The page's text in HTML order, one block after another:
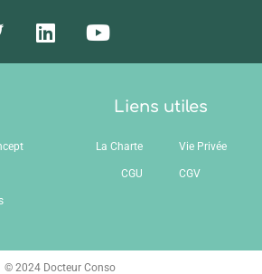
Liens utiles
La Charte Vie Privée
CGU CGV
© 2024 Docteur Conso